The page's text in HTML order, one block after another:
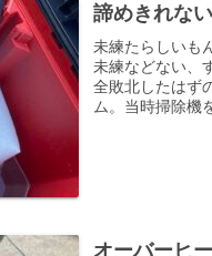
諦めきれな
未練たらしいも
未練などない、
全敗北したはず
ム。当時掃除機
オーバーヒ